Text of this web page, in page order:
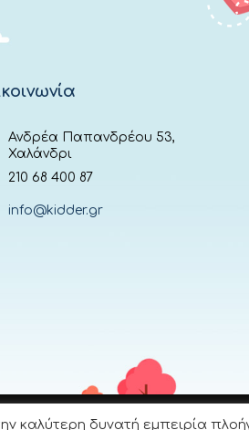
Ανδρέα Παπανδρέου 53,
Χαλάνδρι
210 68 400 87
info@kidder.gr
καλύτερη δυνατή εμπειρία